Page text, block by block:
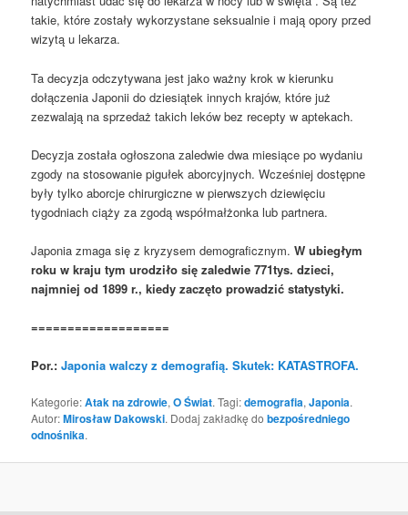
takie, które zostały wykorzystane seksualnie i mają opory przed
wizytą u lekarza.
Ta decyzja odczytywana jest jako ważny krok w kierunku
dołączenia Japonii do dziesiątek innych krajów, które już
zezwalają na sprzedaż takich leków bez recepty w aptekach.
Decyzja została ogłoszona zaledwie dwa miesiące po wydaniu
zgody na stosowanie pigułek aborcyjnych. Wcześniej dostępne
były tylko aborcje chirurgiczne w pierwszych dziewięciu
tygodniach ciąży za zgodą współmałżonka lub partnera.
Japonia zmaga się z kryzysem demograficznym. W ubiegłym
roku w kraju tym urodziło się zaledwie 771tys. dzieci,
najmniej od 1899 r., kiedy zaczęto prowadzić statystyki.
===================
Por.:Japonia walczy z demografią. Skutek: KATASTROFA.
Kategorie:Atak na zdrowie,O Świat. Tagi:demografia,Japonia.
Autor:Mirosław Dakowski. Dodaj zakładkę dobezpośredniego
odnośnika.